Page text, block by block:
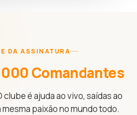
DA ASSINATURA
Comandantes
clube é ajuda ao vivo, saídas ao
mesma paixão no mundo todo.